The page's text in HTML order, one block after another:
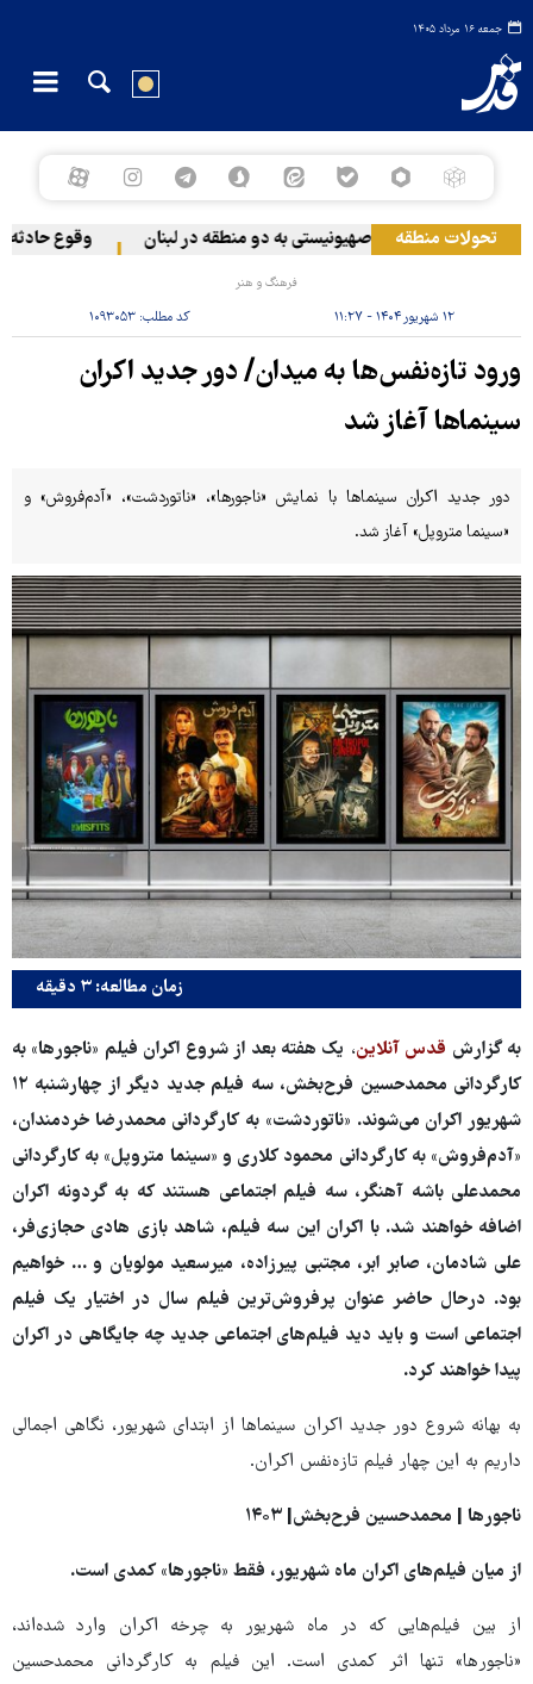
جمعه ۱۶ مرداد ۱۴۰۵
تحولات منطقه
حمله رژیم صهیونیستی به دو منطقه در لبنان وقوع حادثه
فرهنگ و هنر
۱۲ شهریور ۱۴۰۴ - ۱۱:۲۷ کد مطلب:۱۰۹۳۰۵۳
ورود تازه‌نفس‌ها به میدان/ دور جدید اکران
سینماها آغاز شد
دور جدید اکران سینماها با نمایش «ناجورها»، «ناتوردشت»، «آدم‌فروش» و
«سینما متروپل» آغاز شد.
زمان مطالعه: ۳ دقیقه
به گزارش قدس آنلاین، یک هفته بعد از شروع اکران فیلم «ناجورها» به
کارگردانی محمدحسین فرح‌بخش، سه فیلم جدید دیگر از چهارشنبه ۱۲
شهریور اکران می‌شوند. «ناتوردشت» به کارگردانی محمدرضا خردمندان،
«آدم‌فروش» به کارگردانی محمود کلاری و «سینما متروپل» به کارگردانی
محمدعلی باشه آهنگر، سه فیلم اجتماعی هستند که به گردونه اکران
اضافه خواهند شد. با اکران این سه فیلم، شاهد بازی هادی حجازی‌فر،
علی شادمان، صابر ابر، مجتبی پیرزاده، میرسعید مولویان و … خواهیم
بود. درحال حاضر عنوان پرفروش‌ترین فیلم سال در اختیار یک فیلم
اجتماعی است و باید دید فیلم‌های اجتماعی جدید چه جایگاهی در اکران
پیدا خواهند کرد.
به بهانه شروع دور جدید اکران سینماها از ابتدای شهریور، نگاهی اجمالی
داریم به این چهار فیلم تازه‌نفس اکران.
ناجورها | محمدحسین فرح‌بخش| ۱۴۰۳
از میان فیلم‌های اکران ماه شهریور، فقط «ناجورها» کمدی است.
از بین فیلم‌هایی که در ماه شهریور به چرخه اکران وارد شده‌اند،
«ناجورها» تنها اثر کمدی است. این فیلم به کارگردانی محمدحسین